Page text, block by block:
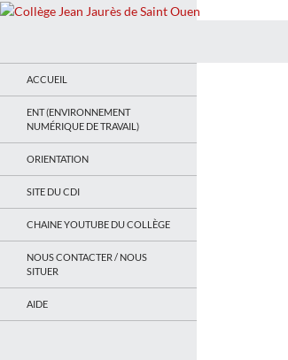
ACCUEIL
ENT (ENVIRONNEMENT
NUMÉRIQUE DE TRAVAIL)
ORIENTATION
SITE DU CDI
CHAINE YOUTUBE DU COLLÈGE
NOUS CONTACTER / NOUS
SITUER
AIDE